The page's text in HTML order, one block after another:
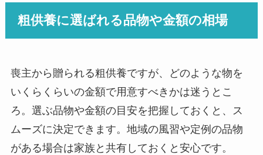
粗供養に選ばれる品物や金額の相場
喪主から贈られる粗供養ですが、どのような物を
いくらくらいの金額で用意すべきかは迷うとこ
ろ。選ぶ品物や金額の目安を把握しておくと、ス
ムーズに決定できます。地域の風習や定例の品物
がある場合は家族と共有しておくと安心です。